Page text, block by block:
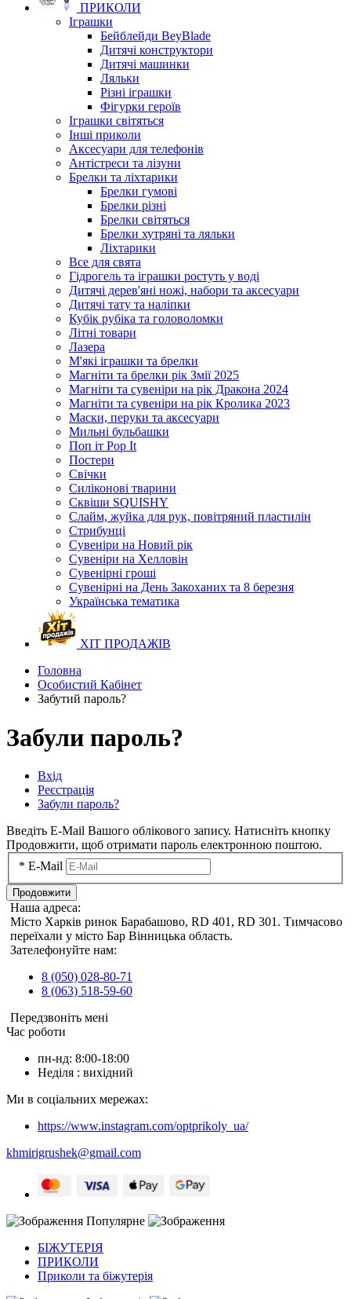
ПРИКОЛИ
Іграшки
Бейблейди BeyBlade
Дитячі конструктори
Дитячі машинки
Ляльки
Різні іграшки
Фігурки героїв
Іграшки світяться
Інші приколи
Аксесуари для телефонів
Антістреси та лізуни
Брелки та ліхтарики
Брелки гумові
Брелки різні
Брелки світяться
Брелки хутряні та ляльки
Ліхтарики
Все для свята
Гідрогель та іграшки ростуть у воді
Дитячі дерев'яні ножі, набори та аксесуари
Дитячі тату та наліпки
Кубік рубіка та головоломки
Літні товари
Лазера
М'які іграшки та брелки
Магніти та брелки рік Змії 2025
Магніти та сувеніри на рік Дракона 2024
Магніти та сувеніри на рік Кролика 2023
Маски, перуки та аксесуари
Мильні бульбашки
Поп іт Pop It
Постери
Свічки
Силіконові тварини
Сквіши SQUISHY
Слайм, жуйка для рук, повітряний пластилін
Стрибунці
Сувеніри на Новий рік
Сувеніри на Хелловін
Сувенірні гроші
Сувенірні на День Закоханих та 8 березня
Українська тематика
ХІТ ПРОДАЖІВ
Головна
Особистий Кабінет
Забутий пароль?
Забули пароль?
Вхід
Реєстрація
Забули пароль?
Введіть E-Mail Вашого облікового запису. Натисніть кнопку
Продовжити, щоб отримати пароль електронною поштою.
* E-Mail
Продовжити
Наша адреса:
Місто Харків ринок Барабашово, RD 401, RD 301. Тимчасово
переїхали у місто Бар Вінницька область.
Зателефонуйте нам:
8 (050) 028-80-71
8 (063) 518-59-60
Передзвоніть мені
Час роботи
пн-нд: 8:00-18:00
Неділя : вихідний
Ми в соціальних мережах:
https://www.instagram.com/optprikoly_ua/
khmirigrushek@gmail.com
Популярне
БІЖУТЕРІЯ
ПРИКОЛИ
Приколи та біжутерія